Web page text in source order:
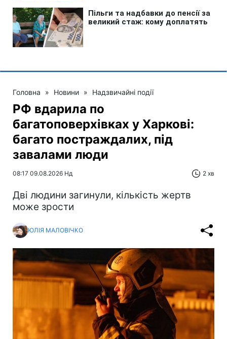
Головна » Новини » Надзвичайні події
РФ вдарила по
багатоповерхівках у Харкові:
багато постраждалих, під
завалами люди
08:17 09.08.2026 Нд 2 хв
Дві людини загинули, кількість жертв
може зрости
ЮЛІЯ МАЛОВІЧКО